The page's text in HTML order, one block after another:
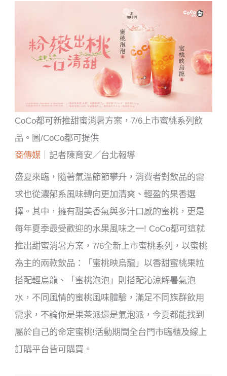
CoCo都可新推甜蜜消暑方案，7/6上市蜜桃系列飲
品。圖/CoCo都可提供
商傳媒 ｜記者陳育安／台北報導
盛夏來臨，隨著氣溫節節攀升，消費者對飲品的需
求也從濃郁系風味轉向更加清爽、輕盈的果香選
擇。其中，擁有甜美香氣與多汁口感的蜜桃，更是
每年夏季最受歡迎的水果風味之一! CoCo都可這就
推出甜蜜消暑方案，7/6全新上市蜜桃系列，以蜜桃
為主的兩款飲品：「蜜桃映烏龍」以香甜蜜桃果粒
搭配輕烏龍、「蜜桃泡泡」則搭配沁涼解暑氣泡
水，不同風情的蜜桃風味體驗，滿足不同族群飲用
需求，不論你是果茶派還是氣泡派，今夏都能找到
屬於自己的命定蜜桃!活動期間全台門市臨櫃及線上
訂購平台皆可購買。